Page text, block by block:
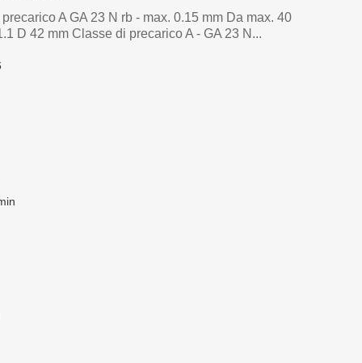
A GA 23 N rb - max. 0.15 mm Da max. 40
D 42 mm Classe di precarico A - GA 23 N...